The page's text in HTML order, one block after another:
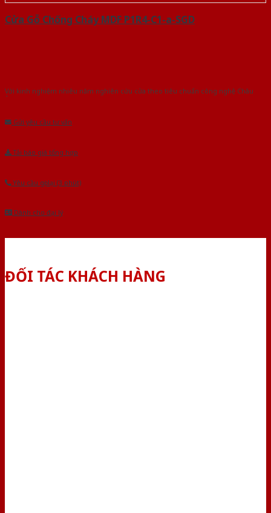
Cửa Gỗ Chống Cháy MDF P1R4-C1-a-SGD
Với kinh nghiệm nhiêu năm nghiên cứu cửa theo tiêu chuẩn công nghệ Châu
Gửi yêu cầu tư vấn
Tải báo giá tổng hợp
Yêu cầu gọi lại (3 phút)
Dành cho đại lý
ĐỐI TÁC KHÁCH HÀNG